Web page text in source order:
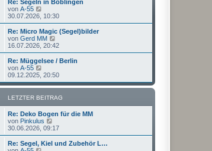
t
a
g
r
e
i
t
r
a
g
Re: Segeln in Böblingen
von A-55
e
u
e
s
t
r
B
e
i
t
a
g
30.07.2026, 10:30
Re: Micro Magic (Segel)bilder
von Gerd MM
e
u
e
t
r
B
e
i
t
a
g
16.07.2026, 20:42
Re: Müggelsee / Berlin
von A-55
e
u
e
s
r
B
e
i
t
09.12.2025, 20:50
LETZTER BEITRAG
Re: Deko Bogen für die MM
von Pinkulus
e
u
e
30.06.2026, 09:17
Re: Segel, Kiel und Zubehör L…